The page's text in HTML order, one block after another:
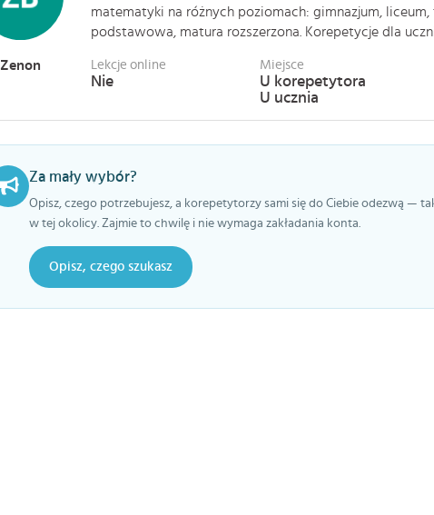
Zenon
matematyki na różnych poziomach: gimnazjum, liceum,
podstawowa, matura rozszerzona. Korepetycje dla
Lekcje online
Nie
Miejsce
U korepetytora
U ucznia
Za mały wybór?
Opisz, czego potrzebujesz, a korepetytorzy sami się do Ciebie odezwą —
w tej okolicy. Zajmie to chwilę i nie wymaga zakładania konta.
Opisz, czego szukasz